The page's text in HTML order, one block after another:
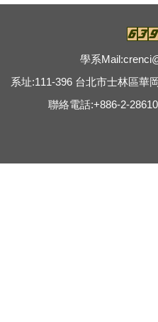
學系Mail:
系址:111-396 台北市士林區華
聯絡電話:+886-2-